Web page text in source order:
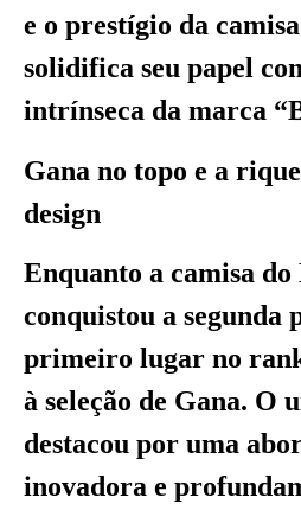
e o prestígio da
solidifica seu papel
intrínseca da marca
Gana no topo e a
design
Enquanto a camisa do
conquistou a segunda
primeiro lugar no
à seleção de Gana. O
destacou por uma
inovadora e